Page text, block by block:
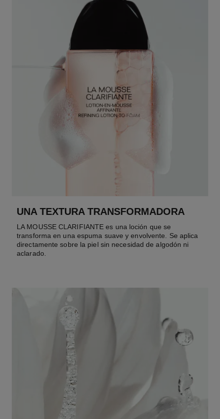
UNA TEXTURA TRANSFORMADORA
LA MOUSSE CLARIFIANTE es una loción que se
transforma en una espuma suave y envolvente. Se aplica
directamente sobre la piel sin necesidad de algodón ni
aclarado.